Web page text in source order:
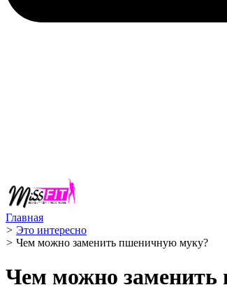
Главная
> Это интересно
> Чем можно заменить пшеничную муку?
Чем можно